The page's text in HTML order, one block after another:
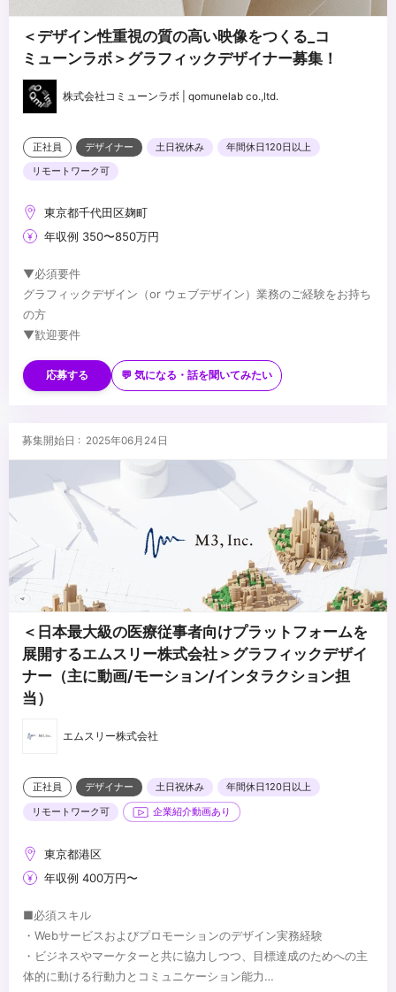
＜デザイン性重視の質の高い映像をつくる_コ
ミューンラボ＞グラフィックデザイナー募集！
株式会社コミューンラボ | qomunelab co.,ltd.
正社員 デザイナー 土日祝休み
年間休日120日以上
リモートワーク可
東京都千代田区麹町
年収例 350〜850万円
▼必須要件
グラフィックデザイン（or ウェブデザイン）業務のご経験をお持ち
の方
▼歓迎要件
・製品やサービスに対して情熱を持ち、革新を追求する方
・チームと共に、積極的にアイデアを形にしていける方
・高い品質基準を持ち、常に創造的な解決策を提供できる方
・チームと共に、積極的にアイデアを形にしていける方
...
応募する 💬 気になる・話を聞いてみたい
募集開始日 : 2025年06月24日
＜日本最大級の医療従事者向けプラットフォームを
展開するエムスリー株式会社＞グラフィックデザイ
ナー（主に動画/モーション/インタラクション担
当）
エムスリー株式会社
正社員 デザイナー 土日祝休み
年間休日120日以上
リモートワーク可
企業紹介動画あり
東京都港区
年収例 400万円〜
■必須スキル
・Webサービスおよびプロモーションのデザイン実務経験
・ビジネスやマーケターと共に協力しつつ、目標達成のためへの主
体的に動ける行動力とコミュニケーション能力